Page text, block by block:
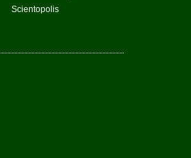
Scientopolis